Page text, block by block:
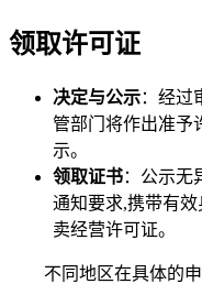
领取许可证
决定与公示：经过
管部门将作出准予
示。
领取证书：公示无
通知要求,携带有
卖经营许可证。
不同地区在具体的